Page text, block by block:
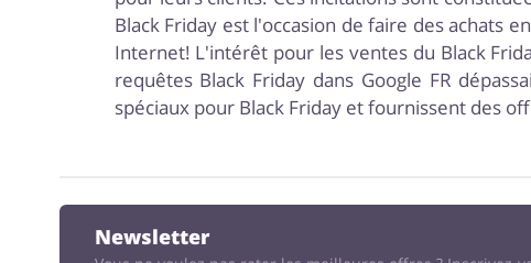
Black Friday est l'occasion de faire des achats
Internet! L'intérêt pour les ventes du Black
requêtes Black Friday dans Google FR
spéciaux pour Black Friday et fournissent des
Newsletter